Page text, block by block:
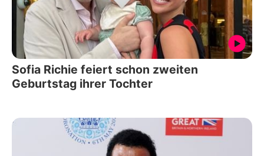
Sofia Richie feiert schon zweiten
Geburtstag ihrer Tochter